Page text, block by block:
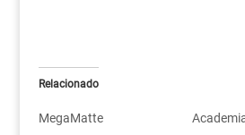
Relacionado
MegaMatte